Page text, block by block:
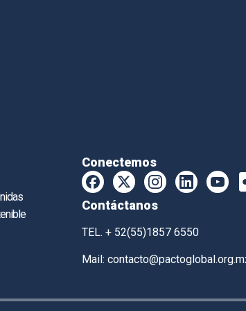
Conectemos
Contáctanos
TEL. + 52(55)1857 6550
Mail: